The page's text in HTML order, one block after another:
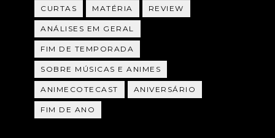
CURTAS MATÉRIA REVIEW
ANÁLISES EM GERAL
FIM DE TEMPORADA
SOBRE MÚSICAS E ANIMES
ANIMECOTECAST ANIVERSÁRIO
FIM DE ANO